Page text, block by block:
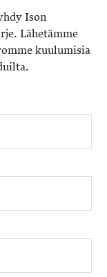
Ison
Lähetämme
kuulumisia